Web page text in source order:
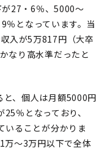
27・6％、5000～
となっています。当
入が5万817円（大卒
なり高水準だったと
、個人は月額5000円
％となっており、
いることが分かりま
万～3万円以下で全体